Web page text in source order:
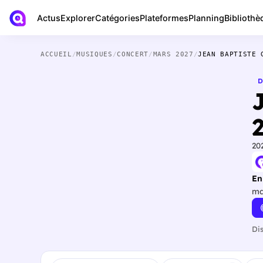
ActusExplorerCatégoriesPlateformesPlanning
ACCUEIL /MUSIQUES /CONCERT/MARS 2027 /JEAN BAPTISTE